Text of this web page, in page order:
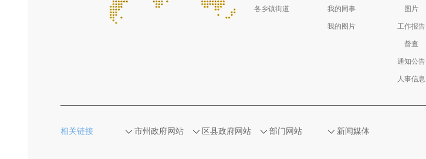
各乡镇街道 我的同事
我的图片
图片
工作报告
督查
通知公告
人事信息
相关链接 市州政府网站 区县政府网站 部门网站 新闻媒体